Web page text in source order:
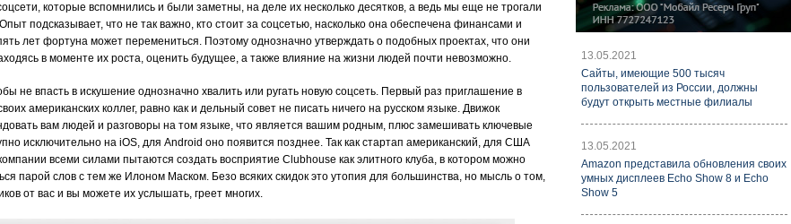
которые вспомнились и были заметны, на деле их несколько десятков, а ведь мы еще не трогали
подсказывает, что не так важно, кто стоит за соцсетью, насколько она обеспечена финансами и
лет фортуна может перемениться. Поэтому однозначно утверждать о подобных проектах, что они
в моменте их роста, оценить будущее, а также влияние на жизни людей почти невозможно.
не впасть в искушение однозначно хвалить или ругать новую соцсеть. Первый раз приглашение в
американских коллег, равно как и дельный совет не писать ничего на русском языке. Движок
вам людей и разговоры на том языке, что является вашим родным, плюс замешивать ключевые
исключительно на iOS, для Android оно появится позднее. Так как стартап американский, для США
всеми силами пытаются создать восприятие Clubhouse как элитного клуба, в котором можно
парой слов с тем же Илоном Маском. Безо всяких скидок это утопия для большинства, но мысль о том,
от вас и вы можете их услышать, греет многих.
13.05.2021
Cайты, имеющие 500 тысяч
пользователей из России, должны
будут открыть местные филиалы
13.05.2021
Amazon представила обновления своих
умных дисплеев Echo Show 8 и Echo
Show 5